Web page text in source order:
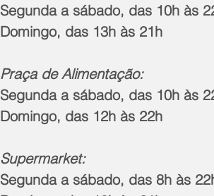
Segunda a sábado, das 10h às
Domingo, das 13h às 21h
Praça de Alimentação:
Segunda a sábado, das 10h às
Domingo, das 12h às 22h
Supermarket:
Segunda a sábado, das 8h às